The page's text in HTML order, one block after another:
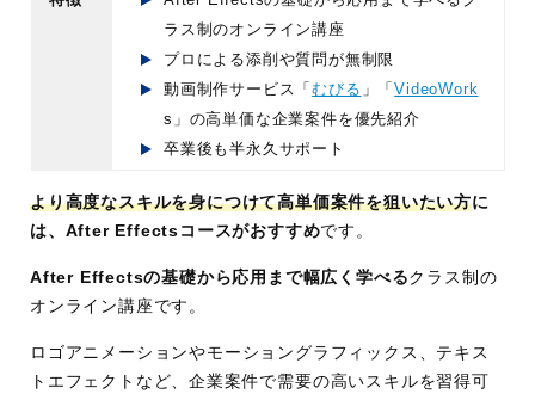
ラス制のオンライン講座
プロによる添削や質問が無制限
動画制作サービス「むびる 」「VideoWork
s」の高単価な企業案件を優先紹介
卒業後も半永久サポート
より高度なスキルを身につけて高単価案件を狙いたい方に
は、After Effectsコースがおすすめです。
After Effectsの基礎から応用まで幅広く学べるクラス制の
オンライン講座です。
ロゴアニメーションやモーショングラフィックス、テキス
トエフェクトなど、企業案件で需要の高いスキルを習得可